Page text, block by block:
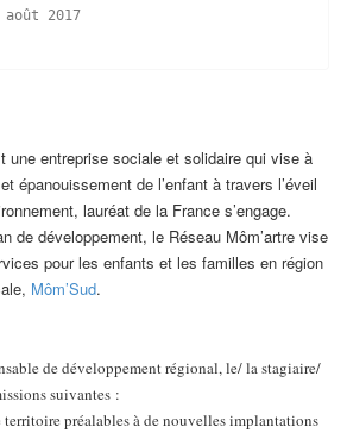
2017
une entreprise sociale et solidaire qui vise à
épanouissement de l’enfant à travers l’éveil
lauréat de la France s’engage.
de développement, le Réseau Môm’artre vise
pour les enfants et les familles en région
Môm’Sud.
de développement régional, le/ la stagiaire/
suivantes :
territoire préalables à de nouvelles implantations